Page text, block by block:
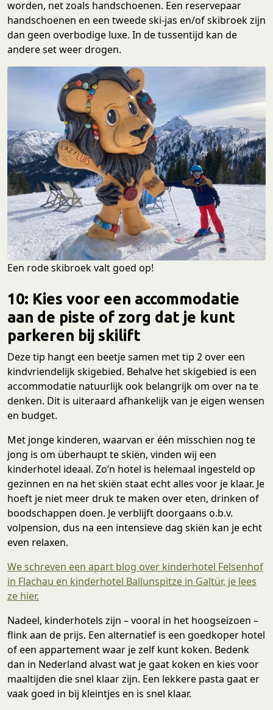
worden, net zoals handschoenen. Een reservepaar
handschoenen en een tweede ski-jas en/of skibroek zijn
dan geen overbodige luxe. In de tussentijd kan de
andere set weer drogen.
Een rode skibroek valt goed op!
10: Kies voor een accommodatie
aan de piste of zorg dat je kunt
parkeren bij skilift
Deze tip hangt een beetje samen met tip 2 over een
kindvriendelijk skigebied. Behalve het skigebied is een
accommodatie natuurlijk ook belangrijk om over na te
denken. Dit is uiteraard afhankelijk van je eigen wensen
en budget.
Met jonge kinderen, waarvan er één misschien nog te
jong is om überhaupt te skiën, vinden wij een
kinderhotel ideaal. Zo’n hotel is helemaal ingesteld op
gezinnen en na het skiën staat echt alles voor je klaar. Je
hoeft je niet meer druk te maken over eten, drinken of
boodschappen doen. Je verblijft doorgaans o.b.v.
volpension, dus na een intensieve dag skiën kan je echt
even relaxen.
We schreven een apart blog over kinderhotel Felsenhof
in Flachau en kinderhotel Ballunspitze in Galtür, je lees
ze hier.
Nadeel, kinderhotels zijn – vooral in het hoogseizoen –
flink aan de prijs. Een alternatief is een goedkoper hotel
of een appartement waar je zelf kunt koken. Bedenk
dan in Nederland alvast wat je gaat koken en kies voor
maaltijden die snel klaar zijn. Een lekkere pasta gaat er
vaak goed in bij kleintjes en is snel klaar.